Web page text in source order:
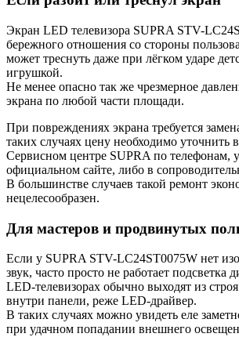
Экран LED телевизора SUPRA STV-
бережного отношения со стороны
может треснуть даже при лёгком ударе
игрушкой.
Не менее опасно так же чрезмерное
экрана по любой части площади.
При повреждениях экрана требуется
таких случаях цену необходимо уточнить
Сервисном центре SUPRA по телефонам,
официальном сайте, либо в
В большинстве случаев такой ремонт
нецелесообразен.
Для мастеров и продвинутых
Если у SUPRA STV-LC24ST0075W нет
звук, часто просто не работает подсветка
LED-телевизорах обычно выходят из
внутри панели, реже LED-драйвер.
В таких случаях можно увидеть еле
при удачном попадании внешнего